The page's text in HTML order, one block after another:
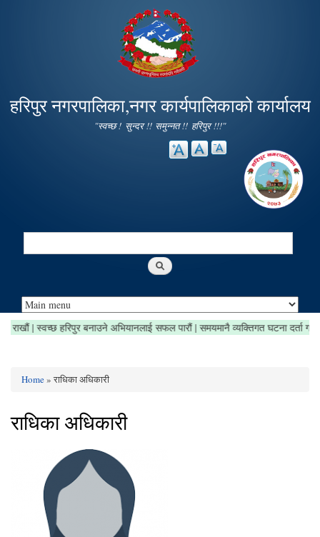
main
content
हरिपुर नगरपालिका,नगर कार्यपालिकाको कार्यालय
"स्वच्छ ! सुन्दर !! समुन्नत !! हरिपुर !!!"
Search
सफा राखौं | स्वच्छ हरिपुर बनाउने अभियानलाई सफल पारौं | समयमानै व्यक्तिगत घटना
Home» राधिका अधिकारी
राधिका अधिकारी